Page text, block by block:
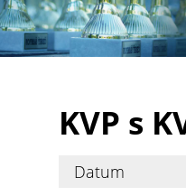
KVP s
Datum